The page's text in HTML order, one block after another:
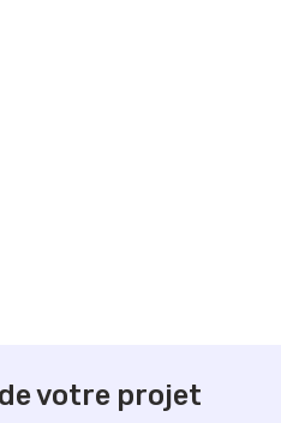
votre projet